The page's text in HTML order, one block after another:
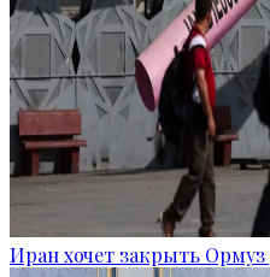
Иран хочет закрыть